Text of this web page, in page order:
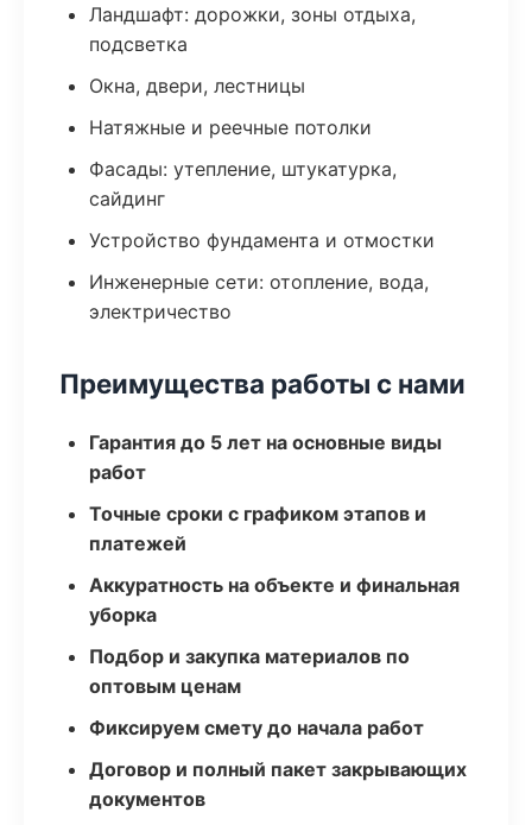
Ландшафт: дорожки, зоны отдыха,
подсветка
Окна, двери, лестницы
Натяжные и реечные потолки
Фасады: утепление, штукатурка,
сайдинг
Устройство фундамента и отмостки
Инженерные сети: отопление, вода,
электричество
Преимущества работы с нами
Гарантия до 5 лет на основные виды
работ
Точные сроки с графиком этапов и
платежей
Аккуратность на объекте и финальная
уборка
Подбор и закупка материалов по
оптовым ценам
Фиксируем смету до начала работ
Договор и полный пакет закрывающих
документов